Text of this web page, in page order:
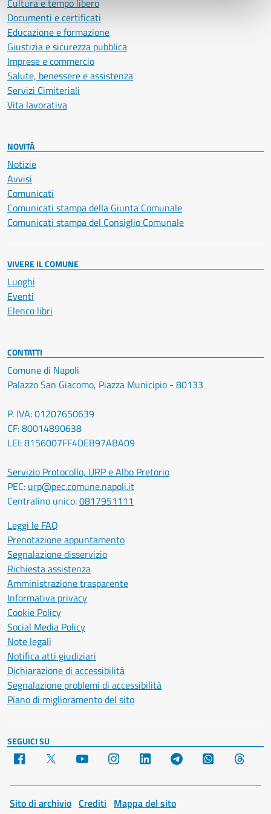
Cultura e tempo libero
Documenti e certificati
Educazione e formazione
Giustizia e sicurezza pubblica
Imprese e commercio
Salute, benessere e assistenza
Servizi Cimiteriali
Vita lavorativa
NOVITÀ
Notizie
Avvisi
Comunicati
Comunicati stampa della Giunta Comunale
Comunicati stampa del Consiglio Comunale
VIVERE IL COMUNE
Luoghi
Eventi
Elenco libri
CONTATTI
Comune di Napoli
Palazzo San Giacomo, Piazza Municipio - 80133
P. IVA: 01207650639
CF: 80014890638
LEI: 8156007FF4DEB97ABA09
Servizio Protocollo, URP e Albo Pretorio
PEC: urp@pec.comune.napoli.it
Centralino unico:0817951111
Leggi le FAQ
Prenotazione appuntamento
Segnalazione disservizio
Richiesta assistenza
Amministrazione trasparente
Informativa privacy
Cookie Policy
Social Media Policy
Note legali
Notifica atti giudiziari
Dichiarazione di accessibilità
Segnalazione problemi di accessibilità
Piano di miglioramento del sito
SEGUICI SU
Facebook YouTube Instagram LinkedIn Telegram WhatsApp
Sito di archivio Crediti Mappa del sito